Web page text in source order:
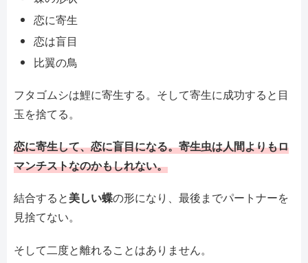
恋に寄生
恋は盲目
比翼の鳥
フタゴムシは鯉に寄生する。そして寄生に成功すると目
玉を捨てる。
恋に寄生して、恋に盲目になる。寄生虫は人間よりもロ
マンチストなのかもしれない。
結合すると美しい蝶の形になり、最後までパートナーを
見捨てない。
そして二度と離れることはありません。